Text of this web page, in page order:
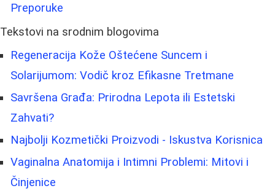
Preporuke
Tekstovi na srodnim blogovima
Regeneracija Kože Oštećene Suncem i
Solarijumom: Vodič kroz Efikasne Tretmane
Savršena Građa: Prirodna Lepota ili Estetski
Zahvati?
Najbolji Kozmetički Proizvodi - Iskustva Korisnica
Vaginalna Anatomija i Intimni Problemi: Mitovi i
Činjenice